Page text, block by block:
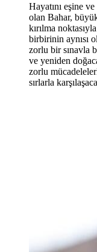
Hayatını eşine
olan Bahar,
kırılma
birbirinin aynısı
zorlu bir sınavla
ve yeniden
zorlu
sırlarla